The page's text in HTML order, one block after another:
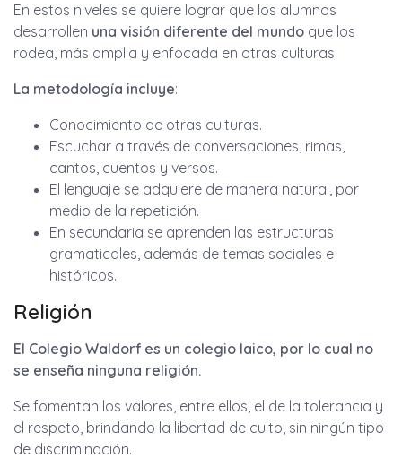
En estos niveles se quiere lograr que los alumnos
desarrollen una visión diferente del mundo que los
rodea, más amplia y enfocada en otras culturas.
La metodología incluye:
Conocimiento de otras culturas.
Escuchar a través de conversaciones, rimas,
cantos, cuentos y versos.
El lenguaje se adquiere de manera natural, por
medio de la repetición.
En secundaria se aprenden las estructuras
gramaticales, además de temas sociales e
históricos.
Religión
El Colegio Waldorf es un colegio laico, por lo cual no
se enseña ninguna religión.
Se fomentan los valores, entre ellos, el de la tolerancia y
el respeto, brindando la libertad de culto, sin ningún tipo
de discriminación.